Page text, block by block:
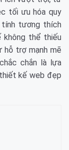
tối ưu hóa quy
tính tương thích
không thể thiếu
trợ mạnh mẽ
chắn là lựa
kế web đẹp